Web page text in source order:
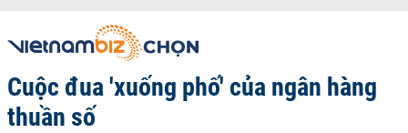
Cuộc đua 'xuống phố' của ngân hàng
thuần số